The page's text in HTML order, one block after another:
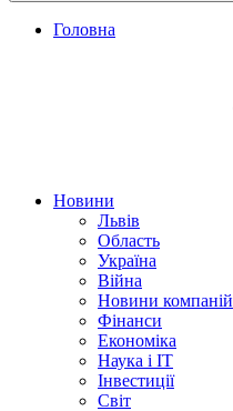
Головна
Новини
Львів
Область
Україна
Війна
Новини компаній
Фінанси
Економіка
Наука і IT
Інвестиції
Світ